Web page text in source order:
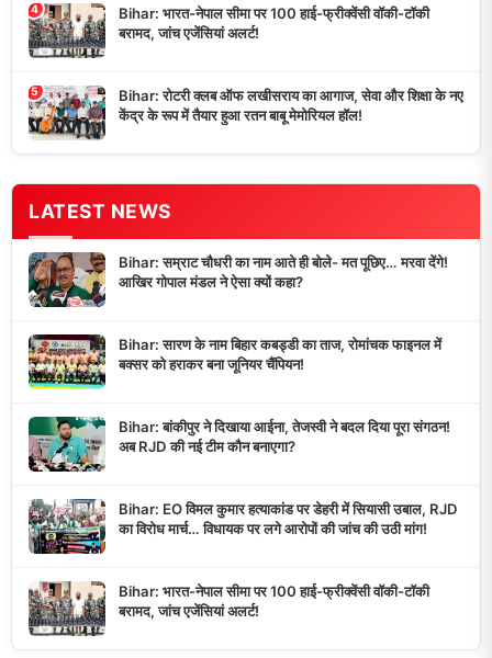
4
Bihar: भारत-नेपाल सीमा पर 100 हाई-फ्रीक्वेंसी वॉकी-टॉकी
बरामद, जांच एजेंसियां अलर्ट!
5
Bihar: रोटरी क्लब ऑफ लखीसराय का आगाज, सेवा और शिक्षा के नए
केंद्र के रूप में तैयार हुआ रतन बाबू मेमोरियल हॉल!
LATEST NEWS
Bihar: सम्राट चौधरी का नाम आते ही बोले- मत पूछिए… मरवा देंगे!
आखिर गोपाल मंडल ने ऐसा क्यों कहा?
Bihar: सारण के नाम बिहार कबड्डी का ताज, रोमांचक फाइनल में
बक्सर को हराकर बना जूनियर चैंपियन!
Bihar: बांकीपुर ने दिखाया आईना, तेजस्वी ने बदल दिया पूरा संगठन!
अब RJD की नई टीम कौन बनाएगा?
Bihar: EO विमल कुमार हत्याकांड पर डेहरी में सियासी उबाल, RJD
का विरोध मार्च… विधायक पर लगे आरोपों की जांच की उठी मांग!
Bihar: भारत-नेपाल सीमा पर 100 हाई-फ्रीक्वेंसी वॉकी-टॉकी
बरामद, जांच एजेंसियां अलर्ट!